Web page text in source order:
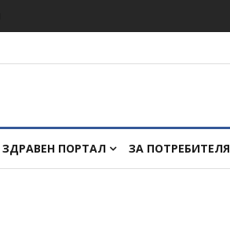
ЗДРАВЕН ПОРТАЛ ЗА ПОТРЕБИТЕЛЯ